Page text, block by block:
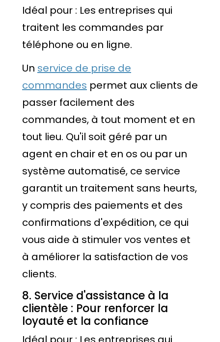
Idéal pour : Les entreprises qui
traitent les commandes par
téléphone ou en ligne.
Un service de prise de
commandes permet aux clients de
passer facilement des
commandes, à tout moment et en
tout lieu. Qu'il soit géré par un
agent en chair et en os ou par un
système automatisé, ce service
garantit un traitement sans heurts,
y compris des paiements et des
confirmations d'expédition, ce qui
vous aide à stimuler vos ventes et
à améliorer la satisfaction de vos
clients.
8. Service d'assistance à la
clientèle : Pour renforcer la
loyauté et la confiance